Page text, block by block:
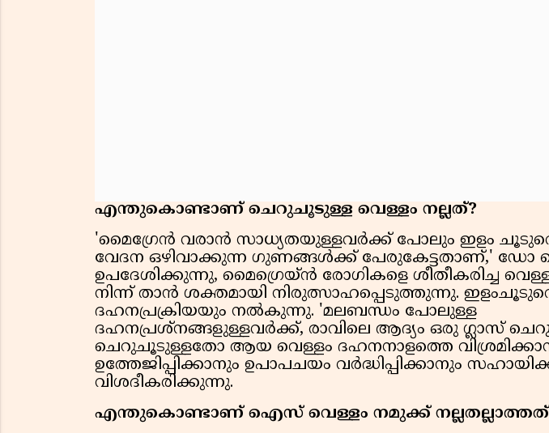
എന്തുകൊണ്ടാണ് ചെറുചൂടുള്ള വെള്ളം നല്ലത്?
'മൈഗ്രേന്‍ വരാന്‍ സാധ്യതയുള്ളവര്‍ക്ക് പോലും ഇളം
വേദന ഒഴിവാക്കുന്ന ഗുണങ്ങള്‍ക്ക് പേരുകേട്ടതാണ്,' ഡോ
ഉപദേശിക്കുന്നു, മൈഗ്രെയ്ന്‍ രോഗികളെ ശീതീകരിച്ച
നിന്ന് താന്‍ ശക്തമായി നിരുത്സാഹപ്പെടുത്തുന്നു.
ദഹനപ്രക്രിയയും നല്‍കുന്നു. 'മലബന്ധം പോലുള്ള
ദഹനപ്രശ്‌നങ്ങളുള്ളവര്‍ക്ക്, രാവിലെ ആദ്യം ഒരു ഗ്ലാസ്
ചെറുചൂടുള്ളതോ ആയ വെള്ളം ദഹനനാളത്തെ
ഉത്തേജിപ്പിക്കാനും ഉപാപചയം വര്‍ദ്ധിപ്പിക്കാനും
വിശദീകരിക്കുന്നു.
എന്തുകൊണ്ടാണ് ഐസ് വെള്ളം നമുക്ക്